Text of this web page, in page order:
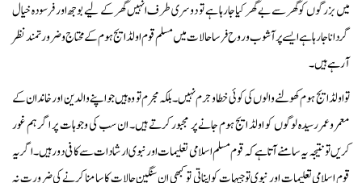
میں بزرگوں کو گھر سے بے گھر کیا جارہا ہے تو دوسری طرف انہیں گھر کے لیے بوجھ اور فرسودہ خیال
گردانا جارہا ہے ایسے پر آشوب وروح فرسا حالات میں مسلم قوم اولڈ ایج ہوم کے محتاج وضرورتمند نظر
آرہے ہیں۔
تو اولڈ ایج ہوم کھولنے والوں کی کوئی خطا وجرم نہیں۔ بلکہ مجرم تو وہ ہیں جو اپنے والدین اور خاندان کے
معمر وعمر رسیدہ لوگوں کو اولڈ ایج ہوم جانے پر مجبور کرتے ہیں۔ ان سب کی وجوہات پر اگر ہم غور
کریں تو نتیجہ یہ سامنے آتا ہے کہ قوم مسلم اسلامی تعلیمات اور نبوی ارشادات سے کافی دور ہیں۔ اگر یہ
قوم اسلامی تعلیمات اور نبوی توجیہات کو اپناتی تو کبھی ان سنگین حالات کا سامنا کرنے کی ضرورت نہ